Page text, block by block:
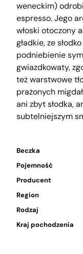
weneckim)
espresso. Jego
włoski otoczony
gładkie, ze
podniebienie
gwiazdkowaty,
też warstwowe
prażonych
ani zbyt słodka,
subtelniejszym
Beczka
Pojemność
Producent
Region
Rodzaj
Kraj pochodzenia